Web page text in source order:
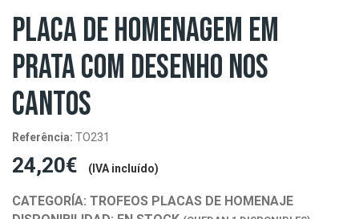
PLACA DE HOMENAGEM EM
PRATA COM DESENHO NOS
CANTOS
Referência: TO231
24,20€ (IVA incluído)
CATEGORÍA: TROFEOS PLACAS DE HOMENAJE